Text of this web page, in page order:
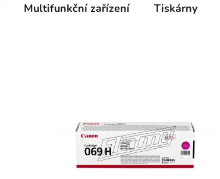
Multifunkční zařízení Tiskárny